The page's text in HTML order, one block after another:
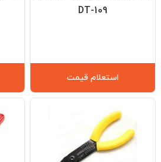
DT-109
استعلام قیمت